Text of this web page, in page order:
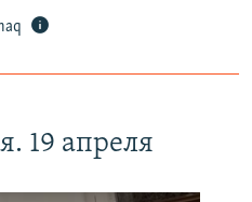
19 апреля